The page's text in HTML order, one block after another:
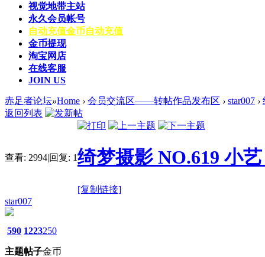
视觉地带主站
永久会员帐号
自动充值金币自动充值
金币提现
淘宝网店
在线客服
JOIN US
赤足者论坛»Home › 会员交流区——转帖作品发布区 › star007 ›
返回列表
查看: 2994|回复: 1绮梦摄影 NO.619 小
[复制链接]
star007
590
主题
1223
帖子
250
金币